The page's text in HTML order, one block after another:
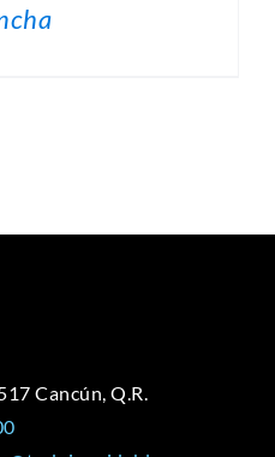
Cancún, Q.R.